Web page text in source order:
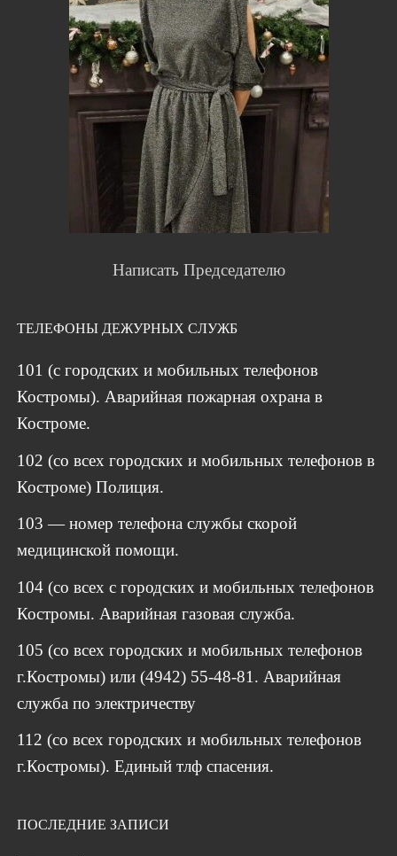
Написать Председателю
ТЕЛЕФОНЫ ДЕЖУРНЫХ СЛУЖБ
101 (с городских и мобильных телефонов
Костромы). Аварийная пожарная охрана в
Костроме.
102 (со всех городских и мобильных телефонов в
Костроме) Полиция.
103 — номер телефона службы скорой
медицинской помощи.
104 (со всех с городских и мобильных телефонов
Костромы. Аварийная газовая служба.
105 (со всех городских и мобильных телефонов
г.Костромы) или (4942) 55-48-81. Аварийная
служба по электричеству
112 (со всех городских и мобильных телефонов
г.Костромы). Единый тлф спасения.
ПОСЛЕДНИЕ ЗАПИСИ